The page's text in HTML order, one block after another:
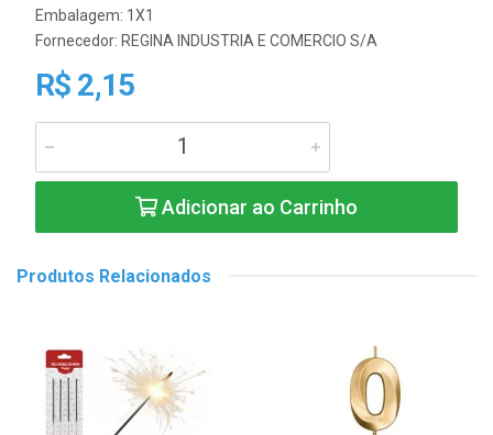
Embalagem: 1X1
Fornecedor: REGINA INDUSTRIA E COMERCIO S/A
R$ 2,15
Adicionar ao Carrinho
Produtos Relacionados